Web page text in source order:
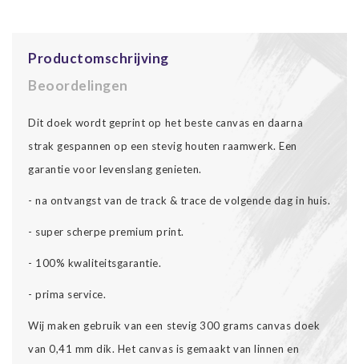
Productomschrijving
Beoordelingen
Dit doek wordt geprint op het beste canvas en daarna
strak gespannen op een stevig houten raamwerk. Een
garantie voor levenslang genieten.
- na ontvangst van de track & trace de volgende dag in huis.
- super scherpe premium print.
- 100% kwaliteitsgarantie.
- prima service.
Wij maken gebruik van een stevig 300 grams canvas doek
van 0,41 mm dik. Het canvas is gemaakt van linnen en